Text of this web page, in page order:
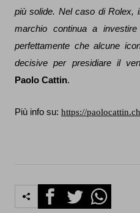
più solide. Nel caso di Rolex,
marchio continua a
perfettamente che alcune
decisive per presidiare il
Paolo Cattin.
Più info su: https://paolocattin.ch
FacebookTwitterWhatsapp